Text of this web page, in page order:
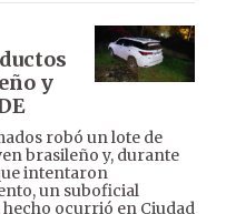
y
robó un lote de
brasileño y, durante
intentaron
un suboficial
ocurrió en Ciudad